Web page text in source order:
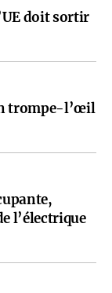
doit sortir
trompe-l’œil
l’électrique